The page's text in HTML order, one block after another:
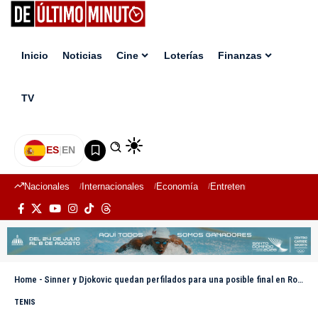
Inicio Noticias Cine Loterías Finanzas
TV
ES|EN
Nacionales Internacionales Economía Entretenimiento
Home - Sinner y Djokovic quedan perfilados para una posible final en Roland Garros
TENIS